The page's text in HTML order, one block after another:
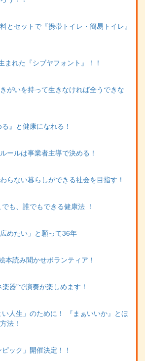
とセットで『携帯トイレ・簡易トイレ』
まれた『シブヤフォント』！！
がいを持って生きなければ全うできな
』と健康になれる！
ールは事業者主導で決める！
らない暮らしができる社会を目指す！
も、誰でもできる健康法 ！
めたい」と願って36年
本読み聞かせボランティア！
器”で演奏が楽しめます！
人生」のために！ 『まぁいいか』とほ
法！
ック」開催決定！！